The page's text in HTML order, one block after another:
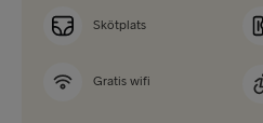
Skötplats
Gratis wifi